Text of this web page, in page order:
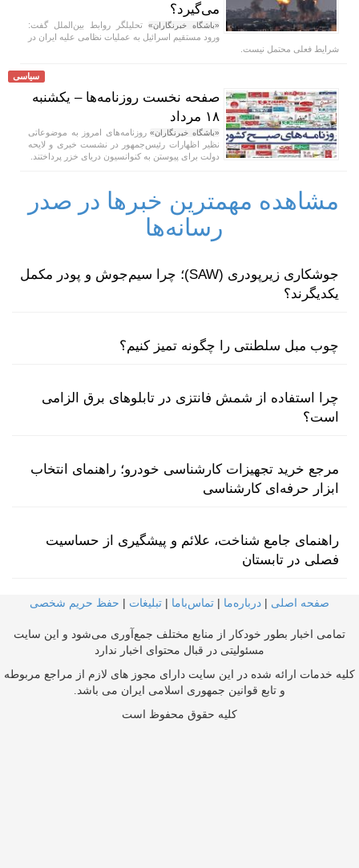
می‌گیرد؟
«باشگاه خبرنگاران» تحلیلگر روابط بین‌الملل گفت:
ورود مستقیم اسرائیل به عملیات نظامی علیه ایران در
شرایط فعلی محتمل نیست.
سیاسی
صفحه نخست روزنامه‌ها – یکشنبه
۱۸ مرداد
«باشگاه خبرنگاران»روزنامه‌های امروز به موضوعاتی
نظیر اظهارات رئیس‌جمهور در نشست خبری و لایحه
دولت برای پیوستن به کنوانسیون دریای خزر پرداختند.
مشاهده مهمترین خبرها در صدر
رسانه‌ها
جوشکاری زیرپودری (SAW)؛ چرا سیم‌جوش و پودر مکمل
یکدیگرند؟
چوب مبل سلطنتی را چگونه تمیز کنیم؟
چرا استفاده از شمش فانتزی در تابلوهای برق الزامی
است؟
مرجع خرید تجهیزات کارشناسی خودرو؛ راهنمای انتخاب
ابزار حرفه‌ای کارشناسی
راهنمای جامع شناخت، علائم و پیشگیری از حساسیت
فصلی در تابستان
صفحه اصلی | درباره‌ما | تماس‌با‌ما | تبلیغات | حفظ حریم شخصی
تمامی اخبار بطور خودکار از منابع مختلف جمع‌آوری می‌شود و این سایت
مسئولیتی در قبال محتوای اخبار ندارد
کلیه خدمات ارائه شده در این سایت دارای مجوز های لازم از مراجع مربوطه
و تابع قوانین جمهوری اسلامی ایران می باشد.
کلیه حقوق محفوظ است